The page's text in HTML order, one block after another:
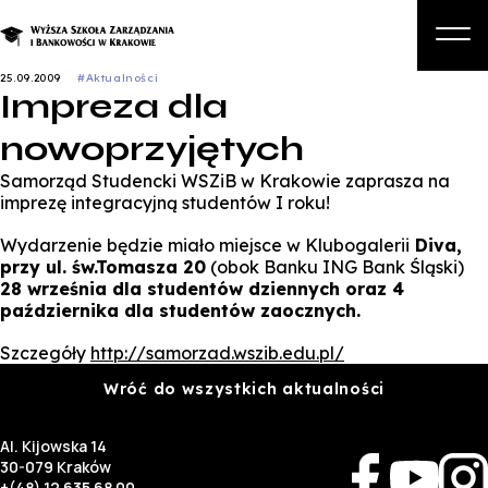
Studia podyplomowe i kursy
Kandydat
Student
25.09.2009 #Aktualności
Impreza dla
nowoprzyjętych
Samorząd Studencki WSZiB w Krakowie zaprasza na
imprezę integracyjną studentów I roku!
Wydarzenie będzie miało miejsce w Klubogalerii Diva,
przy ul. św.Tomasza 20 (obok Banku ING Bank Śląski)
28 września dla studentów dziennych oraz 4
października dla studentów zaocznych.
Szczegóły http://samorzad.wszib.edu.pl/
Wróć do wszystkich aktualności
Al. Kijowska 14
30-079 Kraków